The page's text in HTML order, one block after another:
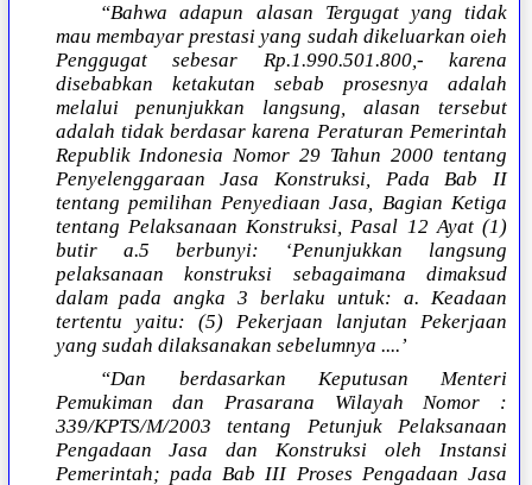
“Bahwa adapun alasan Tergugat yang tidak
mau membayar prestasi yang sudah dikeluarkan oieh
Penggugat sebesar Rp.1.990.501.800,- karena
disebabkan ketakutan sebab prosesnya adalah
melalui penunjukkan langsung, alasan tersebut
adalah tidak berdasar karena Peraturan Pemerintah
Republik Indonesia Nomor 29 Tahun 2000 tentang
Penyelenggaraan Jasa Konstruksi, Pada Bab II
tentang pemilihan Penyediaan Jasa, Bagian Ketiga
tentang Pelaksanaan Konstruksi, Pasal 12 Ayat (1)
butir a.5 berbunyi: ‘Penunjukkan langsung
pelaksanaan konstruksi sebagaimana dimaksud
dalam pada angka 3 berlaku untuk: a. Keadaan
tertentu yaitu: (5) Pekerjaan lanjutan Pekerjaan
yang sudah dilaksanakan sebelumnya ....’
“Dan berdasarkan Keputusan Menteri
Pemukiman dan Prasarana Wilayah Nomor :
339/KPTS/M/2003 tentang Petunjuk Pelaksanaan
Pengadaan Jasa dan Konstruksi oleh Instansi
Pemerintah; pada Bab III Proses Pengadaan Jasa